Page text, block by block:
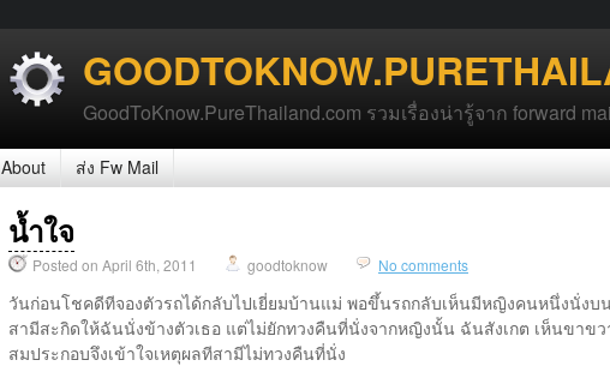
GoodToKnow.PureThailand.com รวมเรื่องน่ารู้จาก forward
About ส่ง Fw Mail
น้ำใจ
Posted on April 6th, 2011 goodtoknow No comments
วันก่อนโชคดีทีจองตัวรถได้กลับไปเยี่ยมบ้านแม่ พอขึ้นรถกลับเห็นมีหญิงคนหนึ่งนั่งบ
สามีสะกิดให้ฉันนั่งข้างตัวเธอ แต่ไม่ยักทวงคืนที่นั่งจากหญิงนั้น ฉันสังเกต เห็นขาขว
สมประกอบจึงเข้าใจเหตุผลทีสามีไม่ทวงคืนที่นั่ง